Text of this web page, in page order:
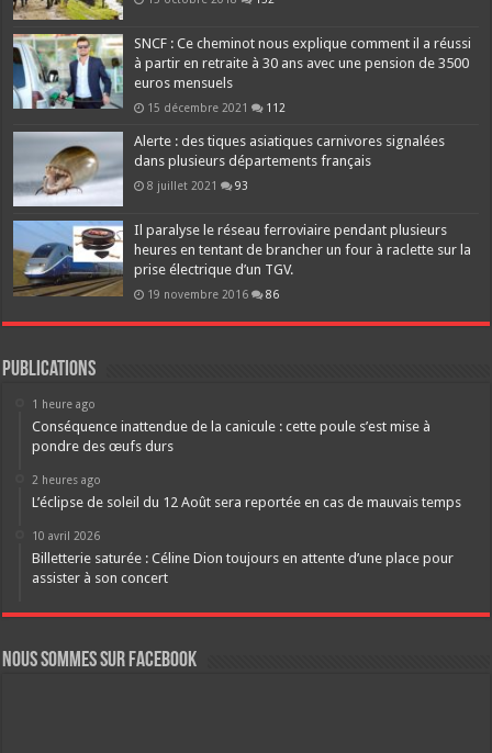
SNCF : Ce cheminot nous explique comment il a réussi
à partir en retraite à 30 ans avec une pension de 3500
euros mensuels
15 décembre 2021 112
Alerte : des tiques asiatiques carnivores signalées
dans plusieurs départements français
8 juillet 2021 93
Il paralyse le réseau ferroviaire pendant plusieurs
heures en tentant de brancher un four à raclette sur la
prise électrique d’un TGV.
19 novembre 2016 86
Publications
1 heure ago
Conséquence inattendue de la canicule : cette poule s’est mise à
pondre des œufs durs
2 heures ago
L’éclipse de soleil du 12 Août sera reportée en cas de mauvais temps
10 avril 2026
Billetterie saturée : Céline Dion toujours en attente d’une place pour
assister à son concert
Nous sommes sur FaceBook